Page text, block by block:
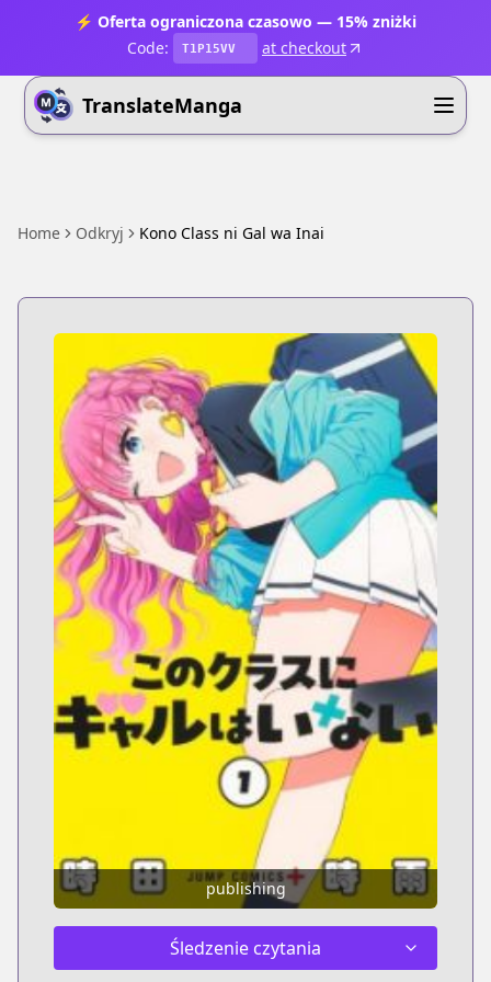
⚡ Oferta ograniczona czasowo — 15% zniżki
Code:
T1P15VV at checkout
TranslateManga
Home Odkryj Kono Class ni Gal wa Inai
publishing
Śledzenie czytania